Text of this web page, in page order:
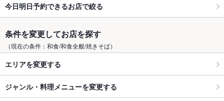
今日明日予約できるお店で絞る
条件を変更してお店を探す
（現在の条件：和食/和食全般/焼きそば）
エリアを変更する
ジャンル・料理メニューを変更する